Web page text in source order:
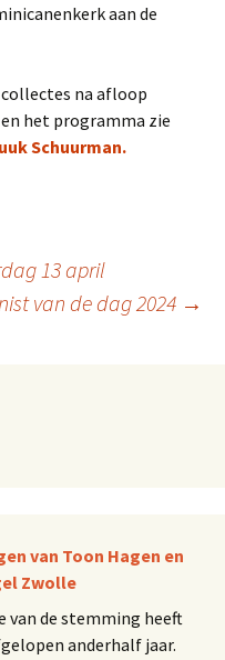
aan de
na afloop
het programma zie
Schuurman.
13 april
van de dag 2024 →
van Toon Hagen en
Zwolle
van de stemming heeft
anderhalf jaar.